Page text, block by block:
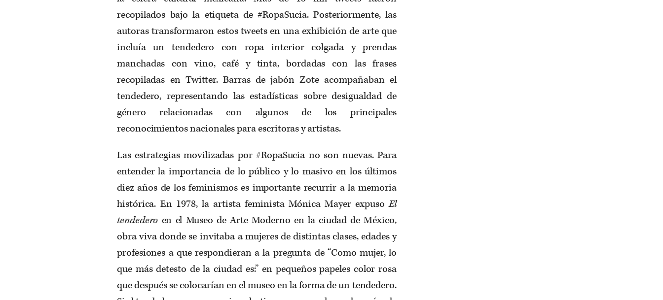
recopilados bajo la etiqueta de #RopaSucia. Posteriormente, las
autoras transformaron estos tweets en una exhibición de arte que
incluía un tendedero con ropa interior colgada y prendas
manchadas con vino, café y tinta, bordadas con las frases
recopiladas en Twitter. Barras de jabón Zote acompañaban el
tendedero, representando las estadísticas sobre desigualdad de
género relacionadas con algunos de los principales
reconocimientos nacionales para escritoras y artistas.
Las estrategias movilizadas por #RopaSucia no son nuevas. Para
entender la importancia de lo público y lo masivo en los últimos
diez años de los feminismos es importante recurrir a la memoria
histórica. En 1978, la artista feminista Mónica Mayer expusoEl
tendedero en el Museo de Arte Moderno en la ciudad de México,
obra viva donde se invitaba a mujeres de distintas clases, edades y
profesiones a que respondieran a la pregunta de “Como mujer, lo
que más detesto de la ciudad es:” en pequeños papeles color rosa
que después se colocarían en el museo en la forma de un tendedero.